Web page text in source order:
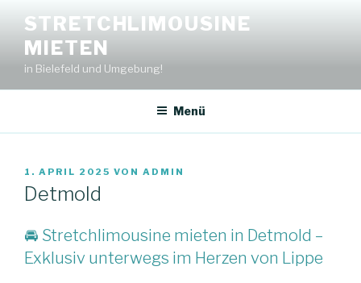
Inhalt
springen
STRETCHLIMOUSINE
MIETEN
in Bielefeld und Umgebung!
Menü
VERÖFFENTLICHT
AM
1. APRIL 2025 VON ADMIN
Detmold
🚘 Stretchlimousine mieten in Detmold –
Exklusiv unterwegs im Herzen von Lippe